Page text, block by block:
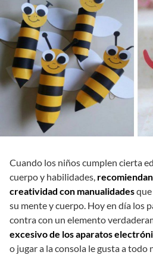
Cuando los niños cumplen cierta
cuerpo y habilidades,
creatividad con manualidades
su mente y cuerpo. Hoy en día los
contra con un elemento
excesivo de los aparatos
o jugar a la consola le gusta a todo